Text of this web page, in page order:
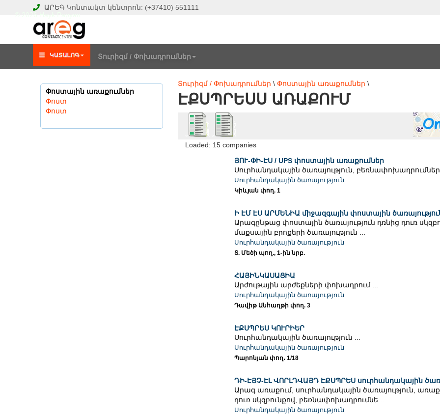
ԱՐԵԳ Կոնտակտ կենտրոն: (+37410) 551111
Տուրիզմ / Փոխադրումներ
Փոստային առաքումներ
Փոստ
Փոստ
Տուրիզմ / Փոխադրումներ \ Փոստային առաքումներ \
ԷՔՍՊՐԵՍՍ ԱՌԱՔՈՒՄ
Loaded: 15 companies
ՅՈՒ-ՓԻ-ԷՍ / UPS փոստային առաքումներ
Սուրհանդակային ծառայություն, բեռնափոխադրումներ
Սուրհանդակային ծառայություն
Կիևյան փող. 1
Ի ԷՄ ԷՍ ԱՐՄԵՆԻԱ միջազգային փոստային
Արագընթաց փոստային ծառայություն դռնից դուռ
մաքսային բրոքերի ծառայություն ...
Սուրհանդակային ծառայություն
Տ. Մեծի պող., 1-ին նրբ.
ՀԱՅԻՆԿԱՍԱՑԻԱ
Արժութային արժեքների փոխադրում ...
Սուրհանդակային ծառայություն
Դավիթ Անհաղթի փող. 3
ԷՔՍՊՐԵՍ ԿՈՒՐԻԵՐ
Սուրհանդակային ծառայություն ...
Սուրհանդակային ծառայություն
Պարոնյան փող․ 1/18
ԴԻ-ԷՅՉ-ԷԼ ՎՈՐԼԴՎԱՅԴ ԷՔՍՊՐԵՍ սուրհանդակային
Արագ առաքում, սուրհանդակային ծառայություն,
դուռ սկզբունքով, բեռնափոխադրումնե ...
Սուրհանդակային ծառայություն